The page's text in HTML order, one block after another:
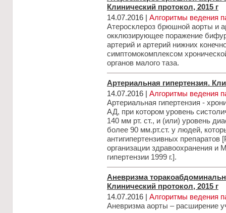
Клинический протокол, 2015 г
14.07.2016 | Алгоритмы ведения
Атеросклероз брюшной аорты и
окклюзирующее поражение
артерий и артерий нижних
симптомокомплексом
органов малого таза.
Артериальная гипертензия.
14.07.2016 | Алгоритмы ведения
Артериальная гипертензия -
АД, при котором уровень
140 мм рт. ст., и (или) уровень
более 90 мм.рт.ст. у людей,
антигипертензивных
организации здравоохранения и
гипертензии 1999 г.].
Аневризма
Клинический протокол, 2015 г
14.07.2016 | Алгоритмы ведения
Аневризма аорты – расширение